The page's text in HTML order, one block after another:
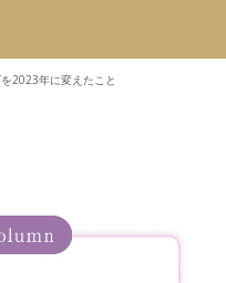
2023年に変えたこと